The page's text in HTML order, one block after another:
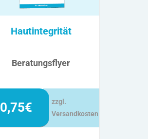
Hautintegrität
Beratungsflyer
0,75€
zzgl.
Versandkosten